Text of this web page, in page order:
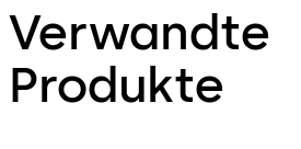
Verwandte
Produkte